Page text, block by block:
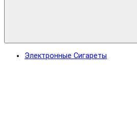
Электронные Сигареты